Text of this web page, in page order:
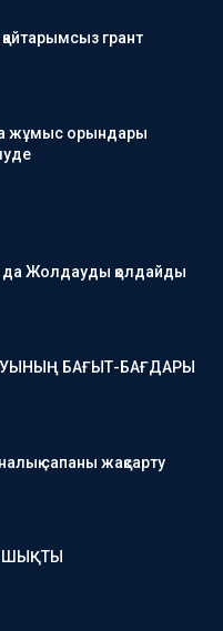
грант
жұмыс орындары
да Жолдауды қолдайды
БАҒЫТ-БАҒДАРЫ
сапаны жақсарту
ШЫҚТЫ